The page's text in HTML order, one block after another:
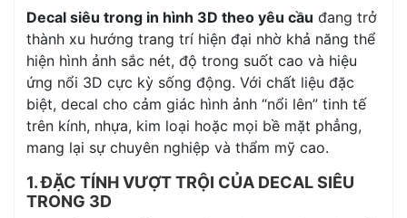
Decal siêu trong in hình 3D theo yêu cầu đang trở
thành xu hướng trang trí hiện đại nhờ khả năng thể
hiện hình ảnh sắc nét, độ trong suốt cao và hiệu
ứng nổi 3D cực kỳ sống động. Với chất liệu đặc
biệt, decal cho cảm giác hình ảnh “nổi lên” tinh tế
trên kính, nhựa, kim loại hoặc mọi bề mặt phẳng,
mang lại sự chuyên nghiệp và thẩm mỹ cao.
1. ĐẶC TÍNH VƯỢT TRỘI CỦA DECAL SIÊU
TRONG 3D